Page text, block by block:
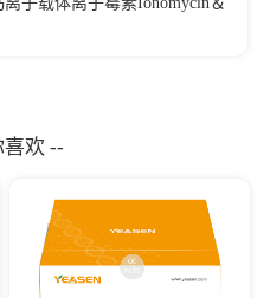
欢 --